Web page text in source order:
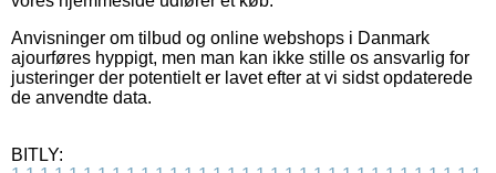
Anvisninger om tilbud og online webshops i Danmark
ajourføres hyppigt, men man kan ikke stille os ansvarlig for
justeringer der potentielt er lavet efter at vi sidst opdaterede
de anvendte data.
BITLY: